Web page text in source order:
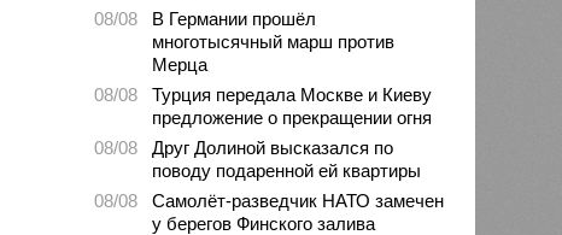
08/08
В Германии прошёл
многотысячный марш против
Мерца
08/08
Турция передала Москве и Киеву
предложение о прекращении огня
08/08
Друг Долиной высказался по
поводу подаренной ей квартиры
08/08
Самолёт-разведчик НАТО замечен
у берегов Финского залива